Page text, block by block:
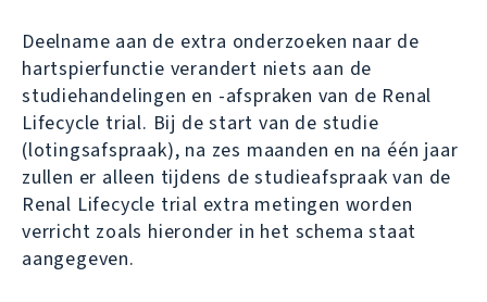
Deelname aan de extra onderzoeken naar de
hartspierfunctie verandert niets aan de
studiehandelingen en -afspraken van de Renal
Lifecycle trial. Bij de start van de studie
(lotingsafspraak), na zes maanden en na één jaar
zullen er alleen tijdens de studieafspraak van de
Renal Lifecycle trial extra metingen worden
verricht zoals hieronder in het schema staat
aangegeven.